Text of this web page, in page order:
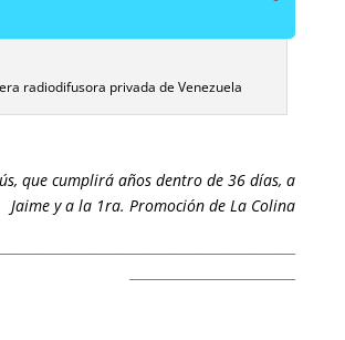
radiodifusora privada de Venezuela
que cumplirá años dentro de 36 días, a
Jaime y a la 1ra. Promoción de La Colina